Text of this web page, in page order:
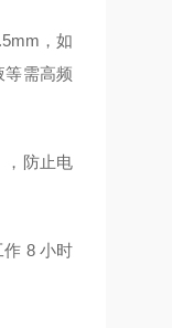
，如
等需高频
，防止电
8 小时